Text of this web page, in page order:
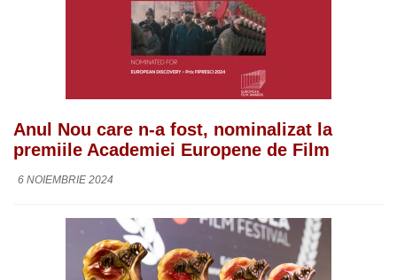
Anul Nou care n-a fost, nominalizat la
premiile Academiei Europene de Film
6 NOIEMBRIE 2024